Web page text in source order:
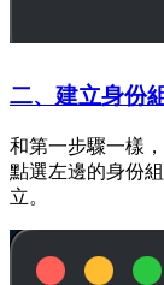
二、建立身份組
和第一步驟一樣
點選左邊的身份
立。